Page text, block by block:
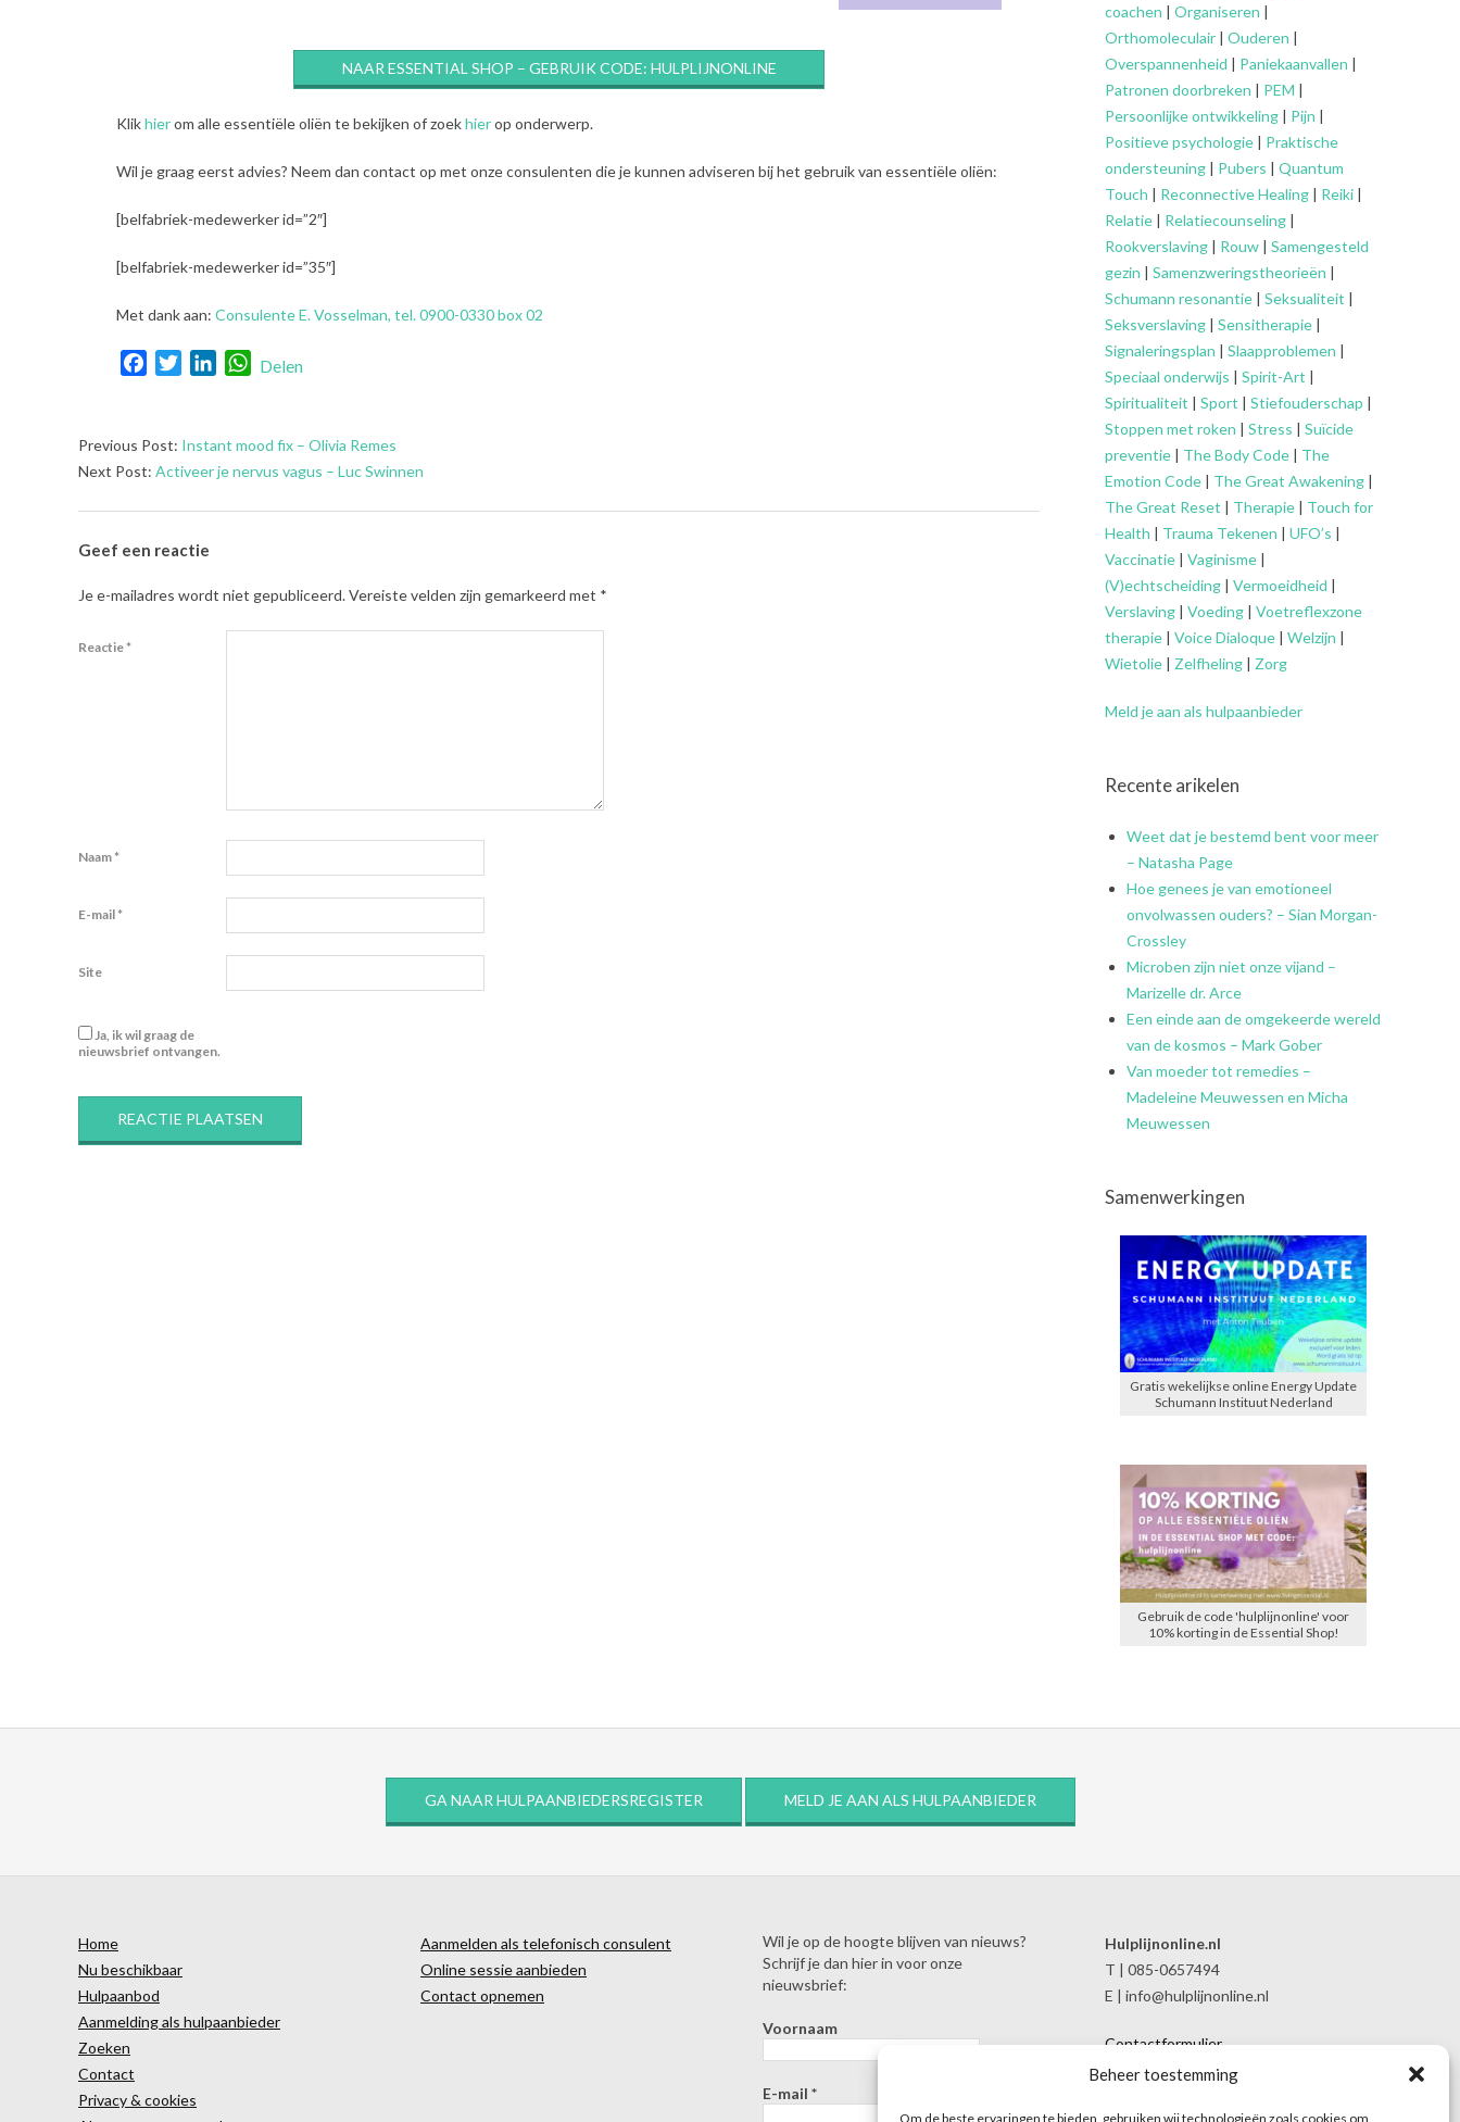
Beheer toestemming
Om de beste ervaringen te bieden, gebruiken wij technologieën zoals cookies om
NAAR ESSENTIAL SHOP – GEBRUIK CODE: HULPLIJNONLINE
Klikhierom alle essentiële oliën te bekijken of zoekhierop onderwerp.
Wil je graag eerst advies? Neem dan contact op met onze consulenten die je kunnen adviseren bij het gebruik van essentiële oliën:
[belfabriek-medewerker id=”2″]
[belfabriek-medewerker id=”35″]
Met dank aan: Consulente E. Vosselman, tel. 0900-0330 box 02
FacebookTwitterLinkedInWhatsApp
Delen
2022-
03-
Previous Post: Instant mood fix – Olivia Remes
Next Post: Activeer je nervus vagus – Luc Swinnen
Geef een reactie
Je e-mailadres wordt niet gepubliceerd.Vereiste velden zijn gemarkeerd met *
Reactie*
Naam*
E-mail*
Site
Ja, ik wil graag de
nieuwsbrief ontvangen.
coachen | Organiseren |
Orthomoleculair | Ouderen |
Overspannenheid | Paniekaanvallen |
Patronen doorbreken | PEM |
Persoonlijke ontwikkeling | Pijn |
Positieve psychologie | Praktische
ondersteuning | Pubers | Quantum
Touch | Reconnective Healing | Reiki |
Relatie | Relatiecounseling |
Rookverslaving | Rouw | Samengesteld
gezin | Samenzweringstheorieën |
Schumann resonantie | Seksualiteit |
Seksverslaving | Sensitherapie |
Signaleringsplan | Slaapproblemen |
Speciaal onderwijs | Spirit-Art |
Spiritualiteit | Sport | Stiefouderschap |
Stoppen met roken | Stress | Suïcide
preventie | The Body Code | The
Emotion Code | The Great Awakening |
The Great Reset | Therapie | Touch for
Health | Trauma Tekenen | UFO’s |
Vaccinatie | Vaginisme |
(V)echtscheiding | Vermoeidheid |
Verslaving | Voeding | Voetreflexzone
therapie | Voice Dialoque | Welzijn |
Wietolie | Zelfheling | Zorg
Meld je aan als hulpaanbieder
Recente arikelen
Weet dat je bestemd bent voor meer
– Natasha Page
Hoe genees je van emotioneel
onvolwassen ouders? – Sian Morgan-
Crossley
Microben zijn niet onze vijand –
Marizelle dr. Arce
Een einde aan de omgekeerde wereld
van de kosmos – Mark Gober
Van moeder tot remedies –
Madeleine Meuwessen en Micha
Meuwessen
Samenwerkingen
Gratis wekelijkse online Energy Update
Schumann Instituut Nederland
Gebruik de code 'hulplijnonline' voor
10% korting in de Essential Shop!
GA NAAR HULPAANBIEDERSREGISTER MELD JE AAN ALS HULPAANBIEDER
Home
Nu beschikbaar
Hulpaanbod
Aanmelding als hulpaanbieder
Zoeken
Contact
Privacy & cookies
Aanmelden als telefonisch consulent
Online sessie aanbieden
Contact opnemen
Wil je op de hoogte blijven van nieuws?
Schrijf je dan hier in voor onze
nieuwsbrief:
Voornaam
E-mail *
Hulplijnonline.nl
T | 085-0657494
E | info@hulplijnonline.nl
Contactformulier
Over Hulplijnonline.nl